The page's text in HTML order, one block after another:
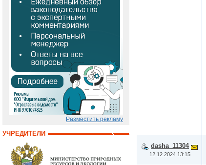
Разместить рекламу
УЧРЕДИТЕЛИ
dasha_11304
12.12.2024 13:15